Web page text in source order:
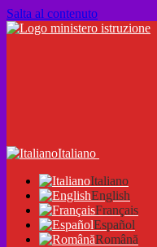
Salta al contenuto
Italiano
Italiano
English
Français
Español
Română